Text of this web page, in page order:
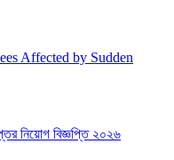
Affected by Sudden
নিয়োগ বিজ্ঞপ্তি ২০২৬